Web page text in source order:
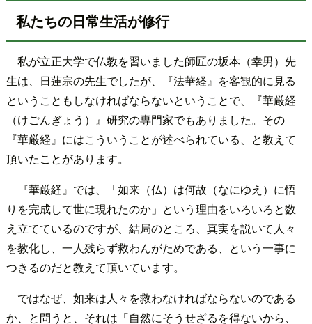
私たちの日常生活が修行
私が立正大学で仏教を習いました師匠の坂本（幸男）先
生は、日蓮宗の先生でしたが、『法華経』を客観的に見る
ということもしなければならないということで、『華厳経
（けごんぎょう）』研究の専門家でもありました。その
『華厳経』にはこういうことが述べられている、と教えて
頂いたことがあります。
『華厳経』では、「如来（仏）は何故（なにゆえ）に悟
りを完成して世に現れたのか」という理由をいろいろと数
え立てているのですが、結局のところ、真実を説いて人々
を教化し、一人残らず救わんがためである、という一事に
つきるのだと教えて頂いています。
ではなぜ、如来は人々を救わなければならないのである
か、と問うと、それは「自然にそうせざるを得ないから、